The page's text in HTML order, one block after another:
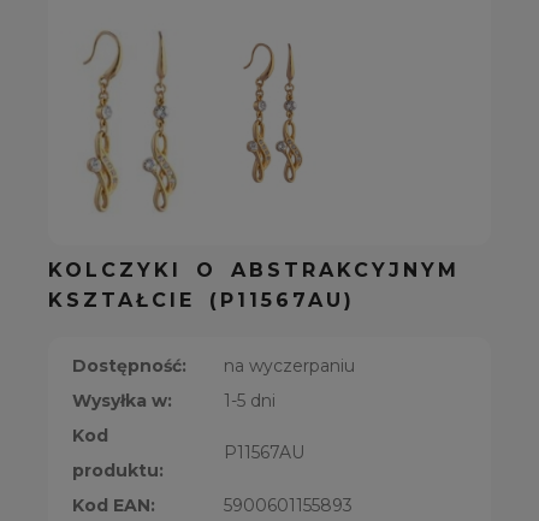
KOLCZYKI O ABSTRAKCYJNYM
KSZTAŁCIE (P11567AU)
Dostępność:
na wyczerpaniu
Wysyłka w:
1-5 dni
Kod
produktu:
P11567AU
Kod EAN: 5900601155893